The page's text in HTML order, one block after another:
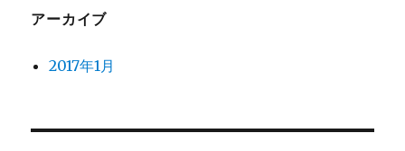
アーカイブ
2017年1月